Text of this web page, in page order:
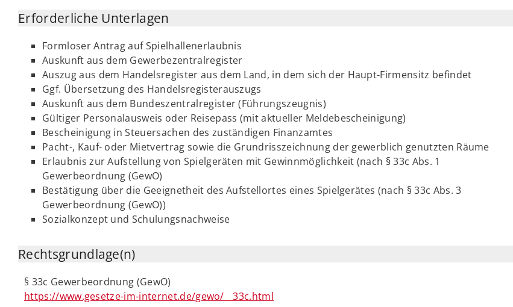
Erforderliche Unterlagen
Formloser Antrag auf Spielhallenerlaubnis
Auskunft aus dem Gewerbezentralregister
Auszug aus dem Handelsregister aus dem Land, in dem sich der Haupt-Firmensitz befindet
Ggf. Übersetzung des Handelsregisterauszugs
Auskunft aus dem Bundeszentralregister (Führungszeugnis)
Gültiger Personalausweis oder Reisepass (mit aktueller Meldebescheinigung)
Bescheinigung in Steuersachen des zuständigen Finanzamtes
Pacht-, Kauf- oder Mietvertrag sowie die Grundrisszeichnung der gewerblich genutzten Räume
Erlaubnis zur Aufstellung von Spielgeräten mit Gewinnmöglichkeit (nach § 33c Abs. 1
Gewerbeordnung (GewO)
Bestätigung über die Geeignetheit des Aufstellortes eines Spielgerätes (nach § 33c Abs. 3
Gewerbeordnung (GewO))
Sozialkonzept und Schulungsnachweise
Rechtsgrundlage(n)
§ 33c Gewerbeordnung (GewO)
https://www.gesetze-im-internet.de/gewo/__33c.html